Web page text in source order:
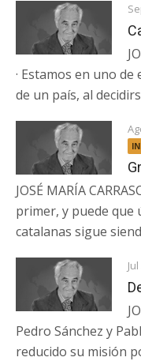
· Estamos en uno
de un país, al
JOSÉ MARÍA
primer, y puede que
catalanas sigue
Pedro Sánchez y
reducido su misión